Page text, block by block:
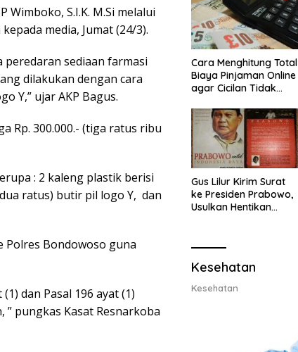
S.I.K. M.Si melalui
media, Jumat (24/3).
peredaran sediaan farmasi
dilakukan dengan cara
Y,” ujar AKP Bagus.
Rp. 300.000.- (tiga ratus ribu
: 2 kaleng plastik berisi
ratus) butir pil logo Y, dan
Polres Bondowoso guna
dan Pasal 196 ayat (1)
” pungkas Kasat Resnarkoba
Cara Menghitung Total
Biaya Pinjaman Online
agar Cicilan Tidak
Gus Lilur Kirim Surat
ke Presiden Prabowo,
Usulkan Hentikan
Lobster 50 Gram
Kesehatan
Kesehatan